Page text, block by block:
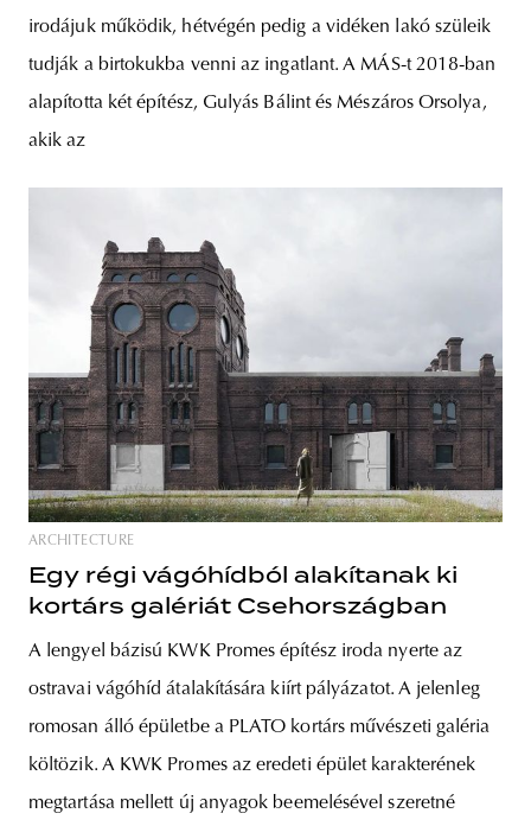
irodájuk működik, hétvégén pedig a vidéken lakó szüleik
tudják a birtokukba venni az ingatlant. A MÁS-t 2018-ban
alapította két építész, Gulyás Bálint és Mészáros Orsolya,
akik az
ARCHITECTURE
Egy régi vágóhídból alakítanak ki
kortárs galériát Csehországban
A lengyel bázisú KWK Promes építész iroda nyerte az
ostravai vágóhíd átalakítására kiírt pályázatot. A jelenleg
romosan álló épületbe a PLATO kortárs művészeti galéria
költözik. A KWK Promes az eredeti épület karakterének
megtartása mellett új anyagok beemelésével szeretné